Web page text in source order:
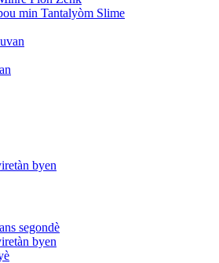
min Tantalyòm Slime
byen
segondè
byen